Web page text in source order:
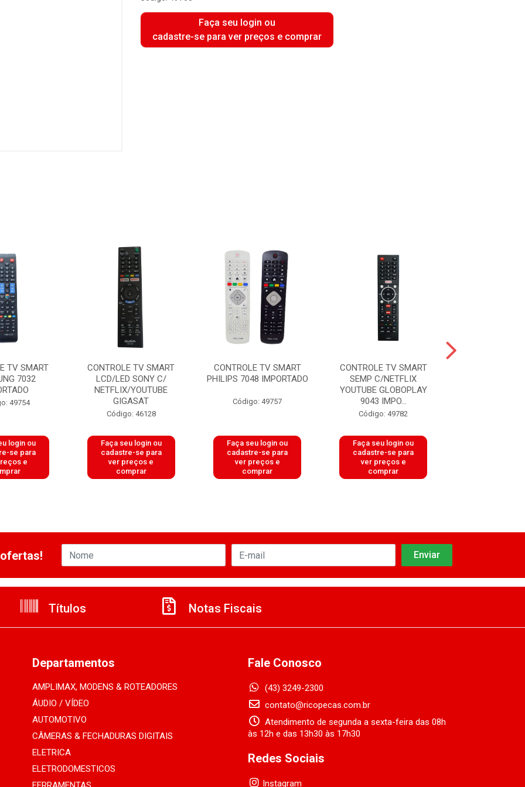
Faça seu login ou
cadastre-se para ver preços e comprar
TV SMART
7032
49754
login ou
se para
e
CONTROLE TV SMART
LCD/LED SONY C/
NETFLIX/YOUTUBE
GIGASAT
Código: 46128
Faça seu login ou
cadastre-se para
ver preços e
comprar
CONTROLE TV SMART
PHILIPS 7048 IMPORTADO
Código: 49757
Faça seu login ou
cadastre-se para
ver preços e
comprar
CONTROLE TV SMART
SEMP C/NETFLIX
YOUTUBE GLOBOPLAY
9043 IMPO...
Código: 49782
Faça seu login ou
cadastre-se para
ver preços e
comprar
Títulos Notas Fiscais
Departamentos
AMPLIMAX, MODENS & ROTEADORES
ÁUDIO / VÍDEO
AUTOMOTIVO
CÂMERAS & FECHADURAS DIGITAIS
ELETRICA
ELETRODOMESTICOS
Fale Conosco
(43) 3249-2300
contato@ricopecas.com.br
Atendimento de segunda a sexta-feira das 08h
às 12h e das 13h30 às 17h30
Redes Sociais
Instagram